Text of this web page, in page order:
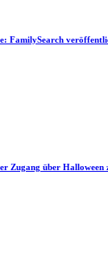
FamilySearch
Zugang über Halloween